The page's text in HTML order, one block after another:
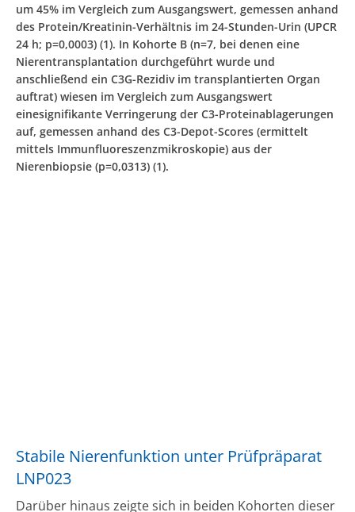
um 45% im Vergleich zum Ausgangswert, gemessen anhand
des Protein/Kreatinin-Verhältnis im 24-Stunden-Urin (UPCR
24 h; p=0,0003) (1). In Kohorte B (n=7, bei denen eine
Nierentransplantation durchgeführt wurde und
anschließend ein C3G-Rezidiv im transplantierten Organ
auftrat) wiesen im Vergleich zum Ausgangswert
einesignifikante Verringerung der C3-Proteinablagerungen
auf, gemessen anhand des C3-Depot-Scores (ermittelt
mittels Immunfluoreszenzmikroskopie) aus der
Nierenbiopsie (p=0,0313) (1).
Stabile Nierenfunktion unter Prüfpräparat
LNP023
Darüber hinaus zeigte sich in beiden Kohorten dieser